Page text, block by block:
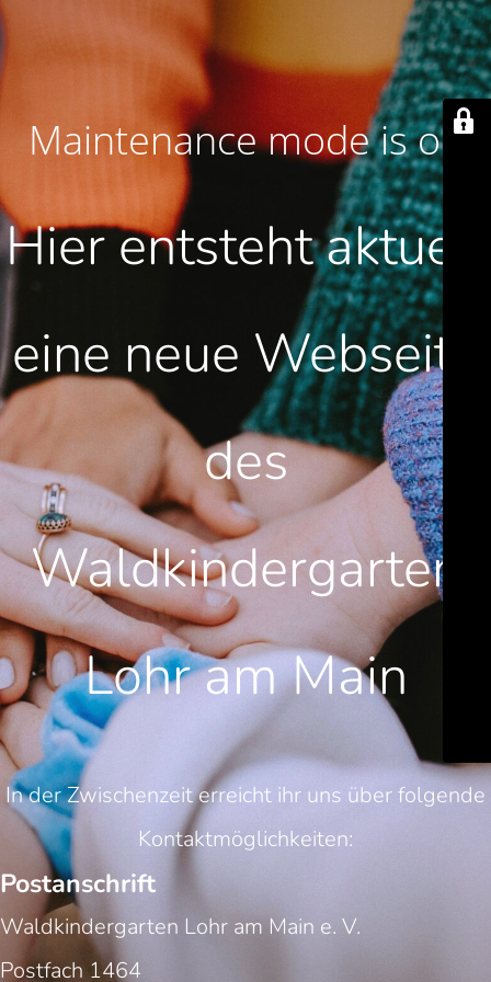
Maintenance mode is on
Hier entsteht aktuell
eine neue Webseite
des
Waldkindergarten
Lohr am Main
In der Zwischenzeit erreicht ihr uns über folgende
Kontaktmöglichkeiten:
Postanschrift
Waldkindergarten Lohr am Main e. V.
Postfach 1464